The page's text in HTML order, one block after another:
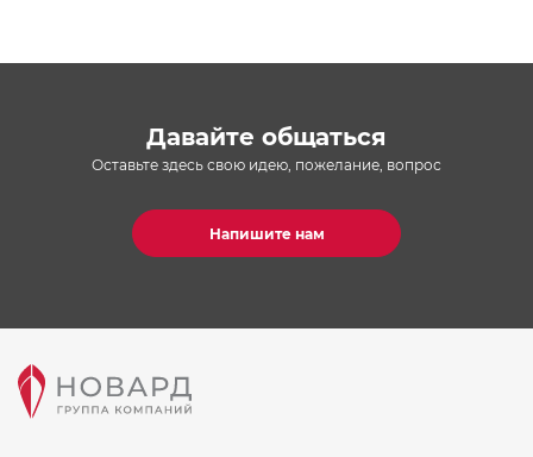
Давайте общаться
Оставьте здесь свою идею, пожелание, вопрос
Напишите нам